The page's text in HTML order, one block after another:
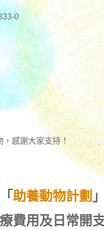
0
感謝大家支持！
助養動物計劃
費用及日常開